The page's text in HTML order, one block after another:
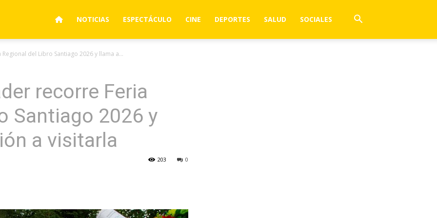
NOTICIAS ESPECTÁCULO CINE DEPORTES SALUD SOCIALES
del Libro Santiago 2026 y llama a...
recorre Feria
Santiago 2026 y
a visitarla
0
203